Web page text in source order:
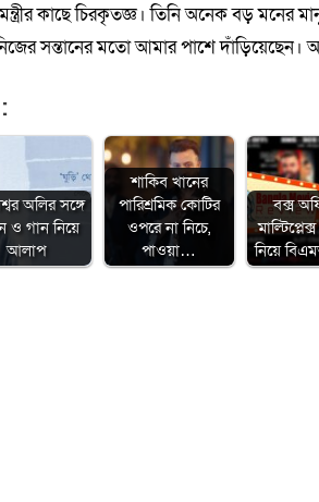
কাছে চিরকৃতজ্ঞ। তিনি অনেক বড়
সন্তানের মতো আমার পাশে দাঁড়িয়েছেন।
অলির সঙ্গে
ও গান নিয়ে
আলাপ
শাকিব খানের
পারিশ্রমিক কোটির
ওপরে না নিচে,
পাওয়া…
বক্স
নিয়ে